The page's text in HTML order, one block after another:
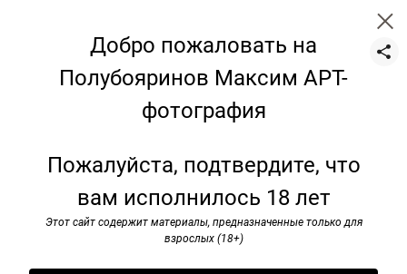
Добро пожаловать на
Полубояринов Максим АРТ-
фотография
Пожалуйста, подтвердите, что
вам исполнилось 18 лет
Этот сайт содержит материалы, предназначенные только для
взрослых (18+)
Цветы